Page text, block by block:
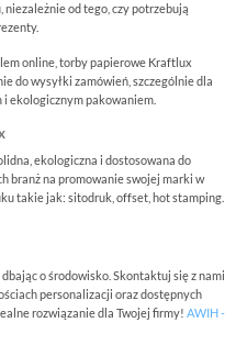
od tego, czy potrzebują
online, torby papierowe Kraftlux
do wysyłki zamówień, szczególnie dla
ekologicznym pakowaniem.
ekologiczna i dostosowana do
branż na promowanie swojej marki w
takie jak: sitodruk, offset, hot stamping.
o środowisko. Skontaktuj się z nami
personalizacji oraz dostępnych
rozwiązanie dla Twojej firmy! AWIH -